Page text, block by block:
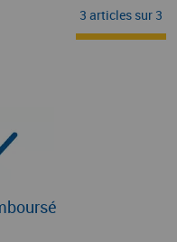
3 articles sur 3